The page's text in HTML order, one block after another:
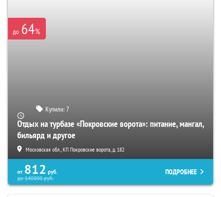
до 64%
Купили:7
Отдых на турбазе «Покровские ворота»: питание, мангал,
бильярд и другое
Московская обл., КП Покровские ворота, д. 182
от 812 руб.
до140800руб.
ПОДРОБНЕЕ